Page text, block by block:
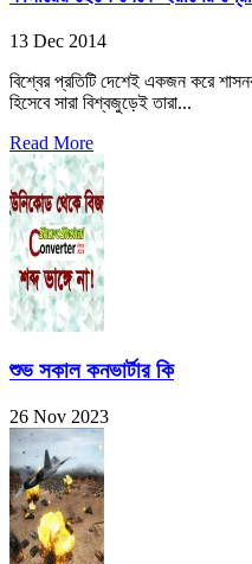
13 Dec 2014
বিশ্বের প্রতিটি দেশেই একজন করে
হিসেবে সারা বিশ্বজুড়েই তারা...
Read More
শুভ সকাল কনভার্টার কি
26 Nov 2023